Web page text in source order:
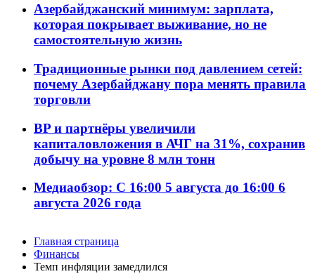
Азербайджанский минимум: зарплата,
которая покрывает выживание, но не
самостоятельную жизнь
Традиционные рынки под давлением сетей:
почему Азербайджану пора менять правила
торговли
BP и партнёры увеличили
капиталовложения в АЧГ на 31%, сохранив
добычу на уровне 8 млн тонн
Медиаобзор: С 16:00 5 августа до 16:00 6
августа 2026 года
Главная страница
Финансы
Темп инфляции замедлился